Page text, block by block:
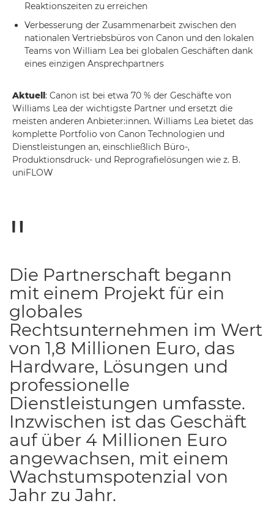
Reaktionszeiten zu erreichen
Verbesserung der Zusammenarbeit zwischen den
nationalen Vertriebsbüros von Canon und den lokalen
Teams von William Lea bei globalen Geschäften dank
eines einzigen Ansprechpartners
Aktuell: Canon ist bei etwa 70 % der Geschäfte von
Williams Lea der wichtigste Partner und ersetzt die
meisten anderen Anbieter:innen. Williams Lea bietet das
komplette Portfolio von Canon Technologien und
Dienstleistungen an, einschließlich Büro-,
Produktionsdruck- und Reprografielösungen wie z. B.
uniFLOW
Die Partnerschaft begann
mit einem Projekt für ein
globales
Rechtsunternehmen im Wert
von 1,8 Millionen Euro, das
Hardware, Lösungen und
professionelle
Dienstleistungen umfasste.
Inzwischen ist das Geschäft
auf über 4 Millionen Euro
angewachsen, mit einem
Wachstumspotenzial von
Jahr zu Jahr.